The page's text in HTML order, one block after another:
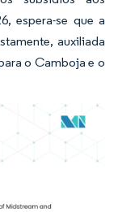
espera-se que a
auxiliada
o Camboja e o